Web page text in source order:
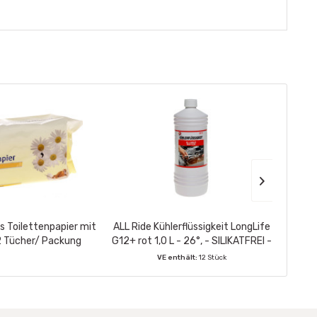
Toilettenpapier mit
Tücher/ Packung
ALL Ride Kühlerflüssigkeit LongLife
G12+ rot 1,0 L - 26°, - SILIKATFREI -
VE enthält:12 Stück